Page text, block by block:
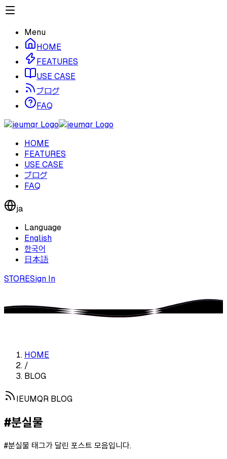
Menu
HOME
FEATURES
USE CASE
ブログ
FAQ
HOME
FEATURES
USE CASE
ブログ
FAQ
ja
Language
English
한국어
日本語
STORESign In
HOME
/
BLOG
IEUMQR BLOG
#분실물
#분실물 태그가 달린 포스트 모음입니다.